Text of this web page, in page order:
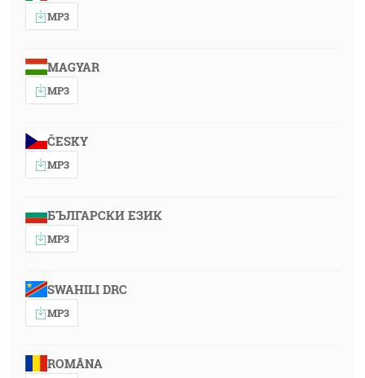
MP3
MAGYAR
MP3
ČESKY
MP3
БЪЛГАРСКИ ЕЗИК
MP3
SWAHILI DRC
MP3
ROMÂNA